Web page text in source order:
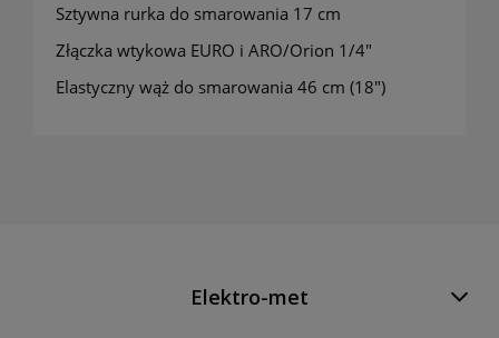
Sztywna rurka do smarowania 17 cm
Złączka wtykowa EURO i ARO/Orion 1/4"
Elastyczny wąż do smarowania 46 cm (18")
Elektro-met